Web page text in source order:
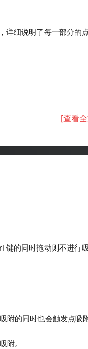
细说明了每一部分的
[查看
的同时拖动则不进行
附的同时也会触发点吸附
附。